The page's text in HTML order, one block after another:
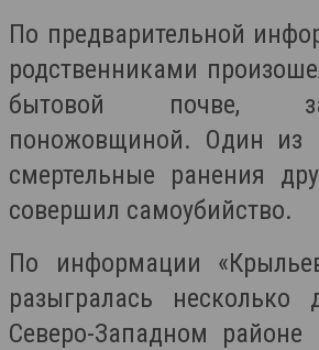
По предварительной
родственниками
бытовой почве,
поножовщиной. Один из
смертельные ранения
совершил самоубийство.
По информации
разыгралась
Северо-Западном районе